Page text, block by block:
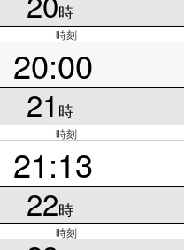
時
時刻
20:00
21 時
時刻
21:13
22時
時刻